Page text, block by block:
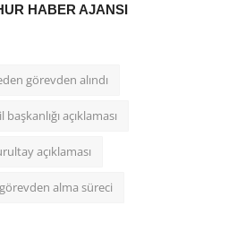
HABER AJANSI
görevden alındı
açıklaması
açıklaması
alma süreci